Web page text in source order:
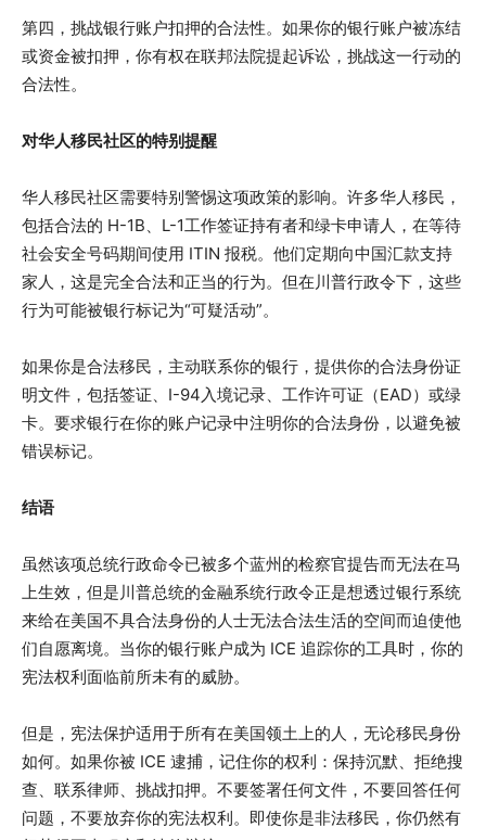
第四，挑战银行账户扣押的合法性。如果你的银行账户被冻结
或资金被扣押，你有权在联邦法院提起诉讼，挑战这一行动的
合法性。
对华人移民社区的特别提醒
华人移民社区需要特别警惕这项政策的影响。许多华人移民，
包括合法的 H-1B、L-1工作签证持有者和绿卡申请人，在等待
社会安全号码期间使用 ITIN 报税。他们定期向中国汇款支持
家人，这是完全合法和正当的行为。但在川普行政令下，这些
行为可能被银行标记为“可疑活动”。
如果你是合法移民，主动联系你的银行，提供你的合法身份证
明文件，包括签证、I-94入境记录、工作许可证（EAD）或绿
卡。要求银行在你的账户记录中注明你的合法身份，以避免被
错误标记。
结语
虽然该项总统行政命令已被多个蓝州的检察官提告而无法在马
上生效，但是川普总统的金融系统行政令正是想透过银行系统
来给在美国不具合法身份的人士无法合法生活的空间而迫使他
们自愿离境。当你的银行账户成为 ICE 追踪你的工具时，你的
宪法权利面临前所未有的威胁。
但是，宪法保护适用于所有在美国领土上的人，无论移民身份
如何。如果你被 ICE 逮捕，记住你的权利：保持沉默、拒绝搜
查、联系律师、挑战扣押。不要签署任何文件，不要回答任何
问题，不要放弃你的宪法权利。即使你是非法移民，你仍然有